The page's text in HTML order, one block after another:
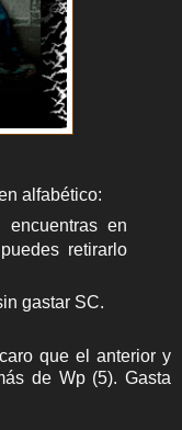
alfabético:
en
retirarlo
gastar SC.
que el anterior y
de Wp (5). Gasta